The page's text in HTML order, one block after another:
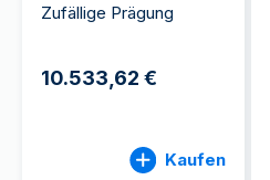
Zufällige Prägung
10.533,62 €
Kaufen